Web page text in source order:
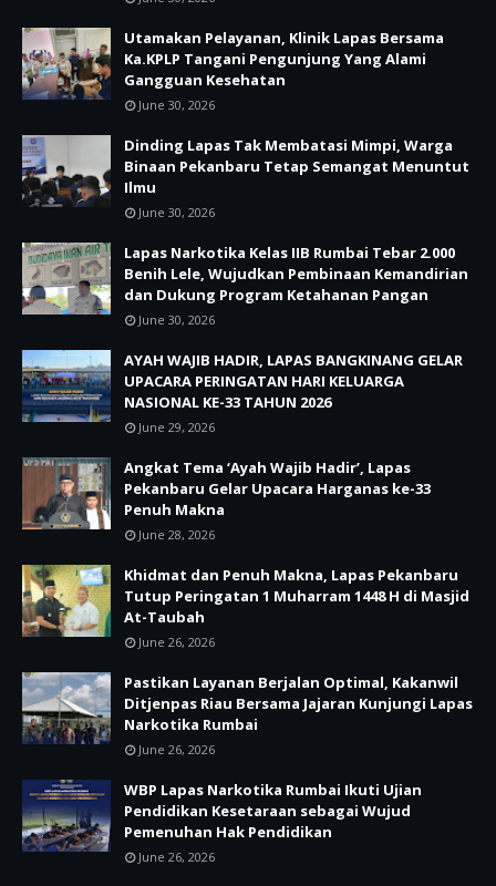
Utamakan Pelayanan, Klinik Lapas Bersama
Ka.KPLP Tangani Pengunjung Yang Alami
Gangguan Kesehatan
June 30, 2026
Dinding Lapas Tak Membatasi Mimpi, Warga
Binaan Pekanbaru Tetap Semangat Menuntut
Ilmu
June 30, 2026
Lapas Narkotika Kelas IIB Rumbai Tebar 2.000
Benih Lele, Wujudkan Pembinaan Kemandirian
dan Dukung Program Ketahanan Pangan
June 30, 2026
AYAH WAJIB HADIR, LAPAS BANGKINANG GELAR
UPACARA PERINGATAN HARI KELUARGA
NASIONAL KE-33 TAHUN 2026
June 29, 2026
Angkat Tema ‘Ayah Wajib Hadir’, Lapas
Pekanbaru Gelar Upacara Harganas ke-33
Penuh Makna
June 28, 2026
Khidmat dan Penuh Makna, Lapas Pekanbaru
Tutup Peringatan 1 Muharram 1448 H di Masjid
At-Taubah
June 26, 2026
Pastikan Layanan Berjalan Optimal, Kakanwil
Ditjenpas Riau Bersama Jajaran Kunjungi Lapas
Narkotika Rumbai
June 26, 2026
WBP Lapas Narkotika Rumbai Ikuti Ujian
Pendidikan Kesetaraan sebagai Wujud
Pemenuhan Hak Pendidikan
June 26, 2026